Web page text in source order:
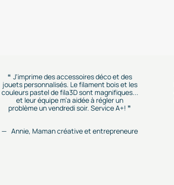
J'imprime des accessoires déco et des
jouets personnalisés. Le filament bois et les
couleurs pastel de fila3D sont magnifiques...
et leur équipe m’a aidée à régler un
problème un vendredi soir. Service A+!
Annie, Maman créative et entrepreneure